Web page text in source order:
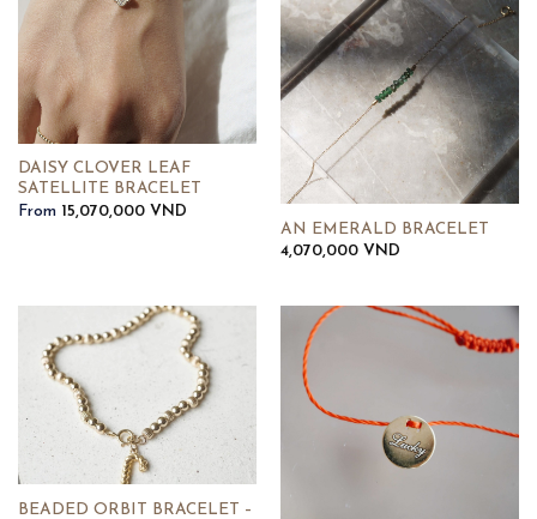
DAISY CLOVER LEAF
SATELLITE BRACELET
From 15,070,000 VND
AN EMERALD BRACELET
4,070,000 VND
BEADED ORBIT BRACELET –